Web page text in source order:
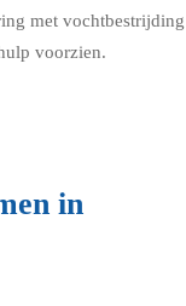
met vochtbestrijding
voorzien.
in